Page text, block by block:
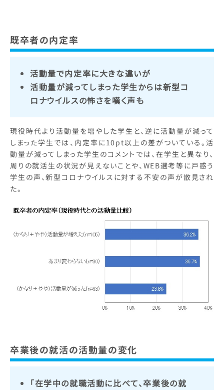
既卒者の内定率
活動量で内定率に大きな違いが
活動量が減ってしまった学生からは新型コ
ロナウイルスの怖さを嘆く声も
現役時代より活動量を増やした学生と、逆に活動量が減って
しまった学生では、内定率に10pt以上の差がついている。活
動量が減ってしまった学生のコメントでは、在学生と異なり、
周りの就活生の状況が見えないことや、WEB選考等に戸惑う
学生の声、新型コロナウイルスに対する不安の声が散見され
た。
卒業後の就活の活動量の変化
「在学中の就職活動に比べて、卒業後の就